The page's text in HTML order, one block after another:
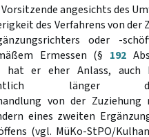
angesichts des
des Verfahrens von der
oder -
Ermessen (§ 192
hat er eher Anlass, auch
länger
von der
eines zweiten
(vgl. MüKo-StPO/